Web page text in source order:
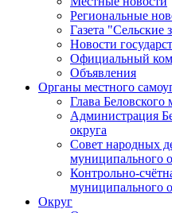
Региональные
Газета "Сельские
Новости
Официальный
Объявления
Органы местного
Глава
Администрация
округа
Совет народных
муниципального
Контрольно-
муниципального
Округ